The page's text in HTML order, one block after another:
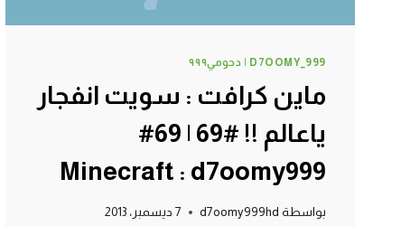
D7OOMY_999 | دحومي٩٩٩
ماين كرافت : سويت انفجار
ياعالم !! #69 | 69#
Minecraft : d7oomy999
بواسطة d7oomy999hd 7 ديسمبر، 2013